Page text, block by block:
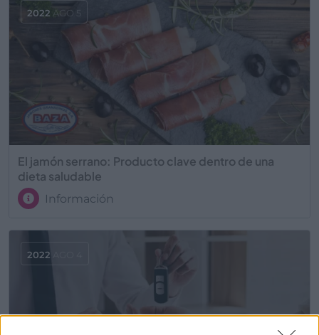
El jamón serrano: Producto clave dentro de una
dieta saludable
Información
2022 AGO 5
2022